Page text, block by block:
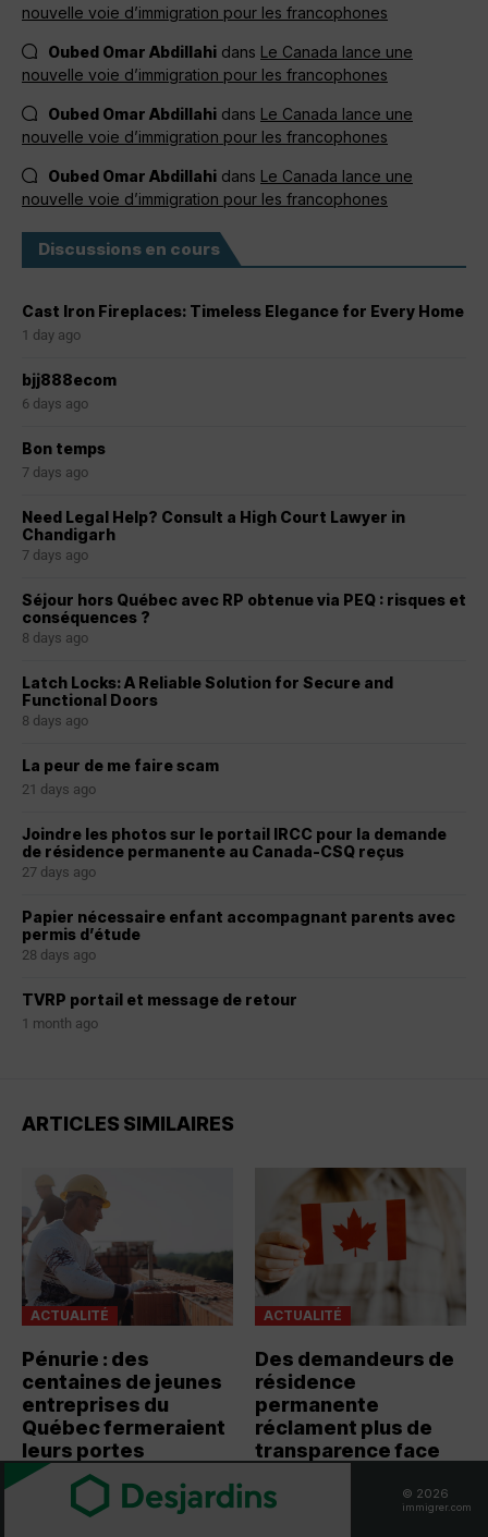
nouvelle voie d’immigration pour les francophones
Oubed Omar Abdillahi dans Le Canada lance une
nouvelle voie d’immigration pour les francophones
Oubed Omar Abdillahi dans Le Canada lance une
nouvelle voie d’immigration pour les francophones
Oubed Omar Abdillahi dans Le Canada lance une
nouvelle voie d’immigration pour les francophones
Discussions en cours
Cast Iron Fireplaces: Timeless Elegance for Every Home
1 day ago
bjj888ecom
6 days ago
Bon temps
7 days ago
Need Legal Help? Consult a High Court Lawyer in
Chandigarh
7 days ago
Séjour hors Québec avec RP obtenue via PEQ : risques et
conséquences ?
8 days ago
Latch Locks: A Reliable Solution for Secure and
Functional Doors
8 days ago
La peur de me faire scam
21 days ago
Joindre les photos sur le portail IRCC pour la demande
de résidence permanente au Canada-CSQ reçus
27 days ago
Papier nécessaire enfant accompagnant parents avec
permis d’étude
28 days ago
TVRP portail et message de retour
1 month ago
ARTICLES SIMILAIRES
ACTUALITÉ
Pénurie : des
centaines de jeunes
entreprises du
Québec fermeraient
leurs portes
La pénurie de main-d’œuvre
continue de fragiliser
ACTUALITÉ
Des demandeurs de
résidence
permanente
réclament plus de
transparence face
Des dizaines de demandeurs
© 2026
immigrer.com